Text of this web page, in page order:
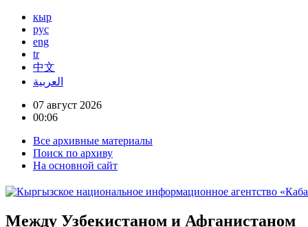
кыр
рус
eng
tr
中文
العربية
07 август 2026
00:06
Все архивные материалы
Поиск по архиву
На основной сайт
Между Узбекистаном и Афганистаном